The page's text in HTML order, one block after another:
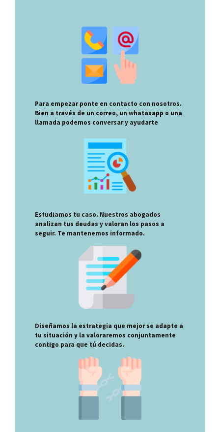
Para empezar ponte en contacto con nosotros.
Bien a través de un correo, un whatasapp o una
llamada podemos conversar y ayudarte
Estudiamos tu caso. Nuestros abogados
analizan tus deudas y valoran los pasos a
seguir. Te mantenemos informado.
Diseñamos la estrategia que mejor se adapte a
tu situación y la valoraremos conjuntamente
contigo para que tú decidas.